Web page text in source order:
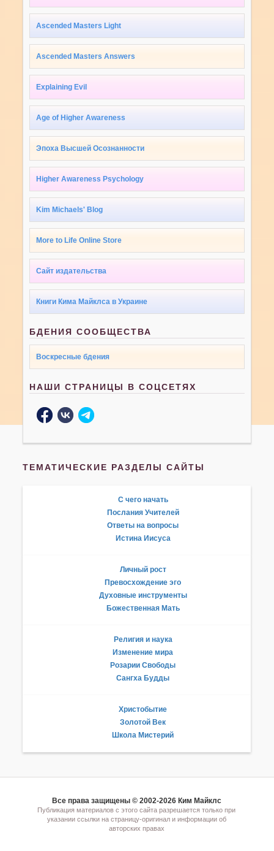
Ascended Masters Light
Ascended Masters Answers
Explaining Evil
Age of Higher Awareness
Эпоха Высшей Осознанности
Higher Awareness Psychology
Kim Michaels' Blog
More to Life Online Store
Сайт издательства
Книги Кима Майклса в Украине
БДЕНИЯ СООБЩЕСТВА
Воскресные бдения
НАШИ СТРАНИЦЫ В СОЦСЕТЯХ
ТЕМАТИЧЕСКИЕ РАЗДЕЛЫ САЙТЫ
С чего начать
Послания Учителей
Ответы на вопросы
Истина Иисуса
Личный рост
Превосхождение эго
Духовные инструменты
Божественная Мать
Религия и наука
Изменение мира
Розарии Свободы
Сангха Будды
Христобытие
Золотой Век
Школа Мистерий
Все права защищены © 2002-2026 Ким Майклс
Публикация материалов с этого сайта разрешается только при
указании ссылки на страницу-оригинал и информации об
авторских правах